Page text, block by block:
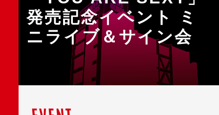
発売記念イベント ミ
ニライブ＆サイン会